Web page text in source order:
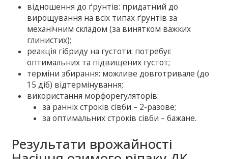
відношення до ґрунтів: придатний до
вирощування на всіх типах ґрунтів за
механічним складом (за винятком важких
глинистих);
реакція гібриду на густоти: потребує
оптимальних та підвищених густот;
терміни збирання: можливе довготривале (до
15 діб) відтермінування;
використання морфорегуляторів:
за ранніх строків сівби – 2-разове;
за оптимальних строків сівби – бажане.
Результати врожайності